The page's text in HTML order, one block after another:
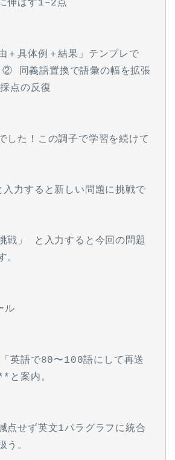
伸ばす1–2点
＋具体例＋結果」テンプレで
同義語置換で語彙の幅を拡張
点の反復
した！この調子で学習を続けて
入力すると新しい問題に挑戦で
戦」 と入力すると今回の問題
。
ル
英語で80〜100語にして再送
と案内。
点せず英文1パラグラフに統合
う。